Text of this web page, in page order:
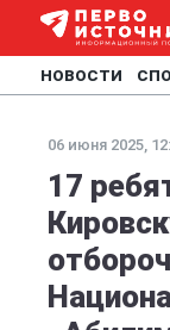
НОВОСТИ
06 июня 2025,
17